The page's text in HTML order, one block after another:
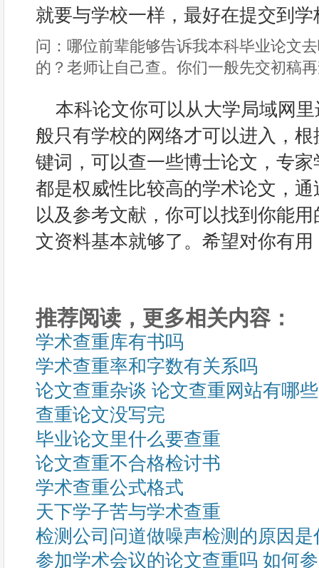
就要与学校一样，最好在提交到学
问：哪位前辈能够告诉我本科毕业论文
的？老师让自己查。你们一般先交初稿
本科论文你可以从大学局域网
般只有学校的网络才可以进入，
键词，可以查一些博士论文，专
都是权威性比较高的学术论文，
以及参考文献，你可以找到你能
文资料基本就够了。希望对你有用
推荐阅读，更多相关内容：
学术查重库有书吗
学术查重率和字数有关系吗
论文查重杂谈 论文查重网站有哪
查重论文没写完
毕业论文里什么要查重
论文查重不合格检讨书
学术查重公式格式
天下学子苦与学术查重
检测公司问道做噪声检测的原因是
参加学术会议的论文查重吗 如何